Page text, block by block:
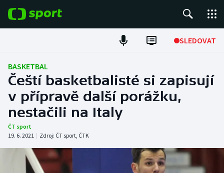
SLEDOVAT
Fotbal
Hokej
Tenis
Atletika
Cyklistika
BASKETBAL
Čeští basketbalisté si zapisují
v přípravě další porážku,
nestačili na Italy
ČT sport
19. 6. 2021 | Zdroj: ČT sport, ČTK